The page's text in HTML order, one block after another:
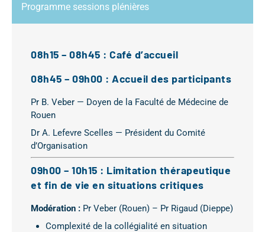
Programme sessions plénières
08h15 – 08h45 : Café d’accueil
08h45 – 09h00 : Accueil des participants
Pr B. Veber — Doyen de la Faculté de Médecine de
Rouen
Dr A. Lefevre Scelles — Président du Comité
d’Organisation
09h00 – 10h15 : Limitation thérapeutique
et fin de vie en situations critiques
Modération : Pr Veber (Rouen) – Pr Rigaud (Dieppe)
Complexité de la collégialité en situation